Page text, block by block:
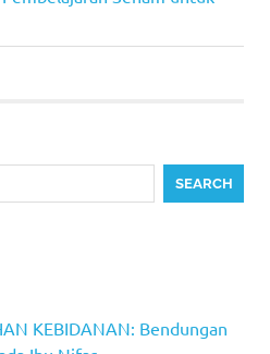
SEARCH
KEBIDANAN: Bendungan